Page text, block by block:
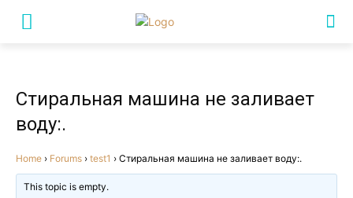
Стиральная машина не заливает
воду:.
Home › Forums › test1 › Стиральная машина не заливает воду:.
This topic is empty.